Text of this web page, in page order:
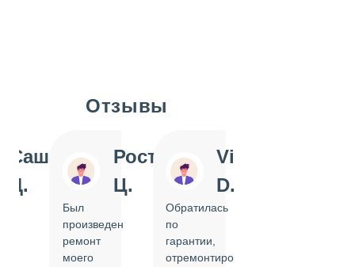
Отзывы
Саша
Д.
Ростислав
Ц.
Был
произведен
ремонт
моего
Vi
D.
Обратилась
по
гарантии,
отремонтировать